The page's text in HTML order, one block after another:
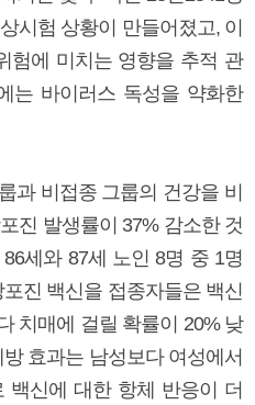
시험 상황이 만들어졌고, 이
험에 미치는 영향을 추적 관
는 바이러스 독성을 약화한
과 비접종 그룹의 건강을 비
진 발생률이 37% 감소한 것
세와 87세 노인 8명 중 1명
진 백신을 접종자들은 백신
치매에 걸릴 확률이 20% 낮
효과는 남성보다 여성에서
백신에 대한 항체 반응이 더